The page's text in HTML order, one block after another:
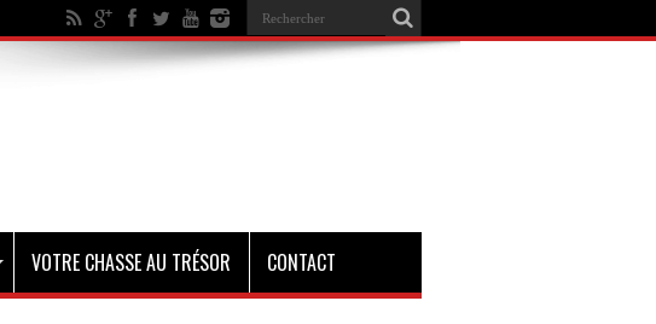
VOTRE CHASSE AU TRÉSOR CONTACT